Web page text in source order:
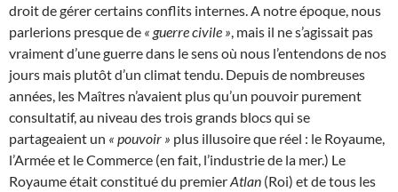
droit de gérer certains conflits internes. A notre époque, nous
parlerions presque de « guerre civile » , mais il ne s’agissait pas
vraiment d’une guerre dans le sens où nous l’entendons de nos
jours mais plutôt d’un climat tendu. Depuis de nombreuses
années, les Maîtres n’avaient plus qu’un pouvoir purement
consultatif, au niveau des trois grands blocs qui se
partageaient un « pouvoir » plus illusoire que réel : le Royaume,
l’Armée et le Commerce (en fait, l’industrie de la mer.) Le
Royaume était constitué du premierAtlan (Roi) et de tous les